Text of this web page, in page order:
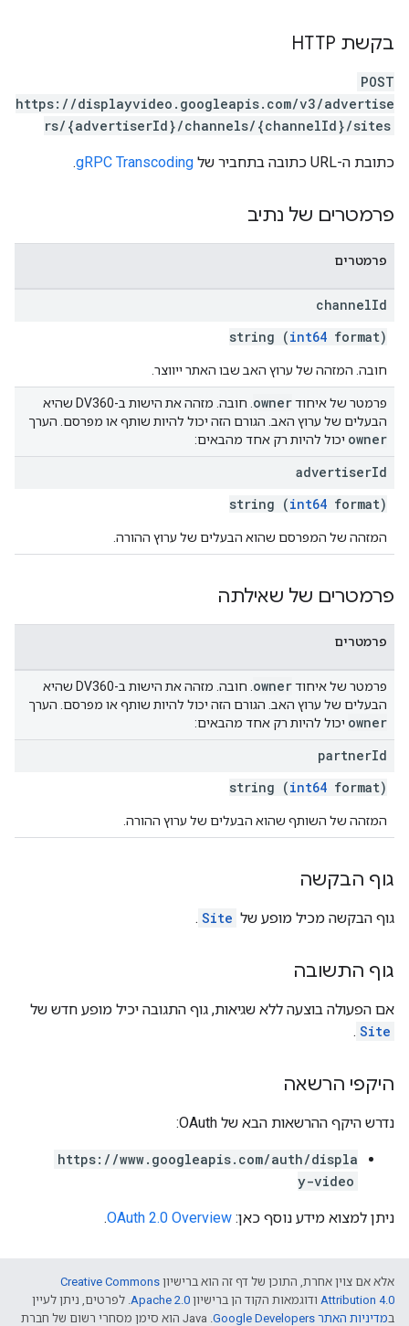
בקשת HTTP
POST
https://displayvideo.googleapis.com/v3/advertise
rs/{advertiserId}/channels/{channelId}/sites
כתובת ה-URL כתובה בתחביר של gRPC Transcoding
.
פרמטרים של נתיב
פרמטרים
channelId
string (int64 format)
חובה. המזהה של ערוץ האב שבו האתר ייווצר.
פרמטר של איחודowner
. חובה. מזהה את הישות ב-DV360 שהיא
הבעלים של ערוץ האב. הגורם הזה יכול להיות שותף או מפרסם. הערך
owner יכול להיות רק אחד מהבאים:
advertiserId
string (int64 format)
המזהה של המפרסם שהוא הבעלים של ערוץ ההורה.
פרמטרים של שאילתה
פרמטרים
פרמטר של איחודowner
. חובה. מזהה את הישות ב-DV360 שהיא
הבעלים של ערוץ האב. הגורם הזה יכול להיות שותף או מפרסם. הערך
owner יכול להיות רק אחד מהבאים:
partnerId
string (int64 format)
המזהה של השותף שהוא הבעלים של ערוץ ההורה.
גוף הבקשה
גוף הבקשה מכיל מופע של Site
.
גוף התשובה
אם הפעולה בוצעה ללא שגיאות, גוף התגובה יכיל מופע חדש של
Site
.
היקפי הרשאה
נדרש היקף ההרשאות הבא של OAuth:
https://www.googleapis.com/auth/displa
y-video
ניתן למצוא מידע נוסף כאן: OAuth 2.0 Overview
.
אלא אם צוין אחרת, התוכן של דף זה הוא ברישיון Creative Commons
Attribution 4.0 ודוגמאות הקוד הן ברישיון Apache 2.0. לפרטים, ניתן לעיין
במדיניות האתר Google Developers‏
.‏ Java הוא סימן מסחרי רשום של חברת